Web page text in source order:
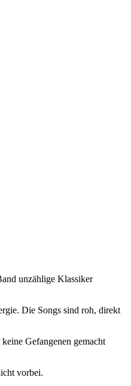
unzählige Klassiker
Die Songs sind roh, direkt
Gefangenen gemacht
vorbei.